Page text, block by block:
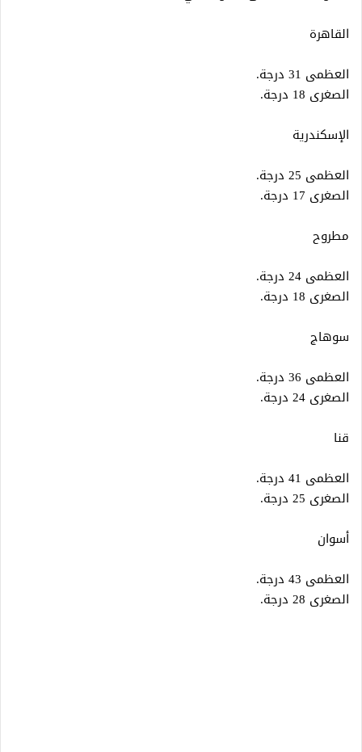
القاهرة
العظمى 31 درجة.
الصغرى 18 درجة.
الإسكندرية
العظمى 25 درجة.
الصغرى 17 درجة.
مطروح
العظمى 24 درجة.
الصغرى 18 درجة.
سوهاج
العظمى 36 درجة.
الصغرى 24 درجة.
قنا
العظمى 41 درجة.
الصغرى 25 درجة.
أسوان
العظمى 43 درجة.
الصغرى 28 درجة.